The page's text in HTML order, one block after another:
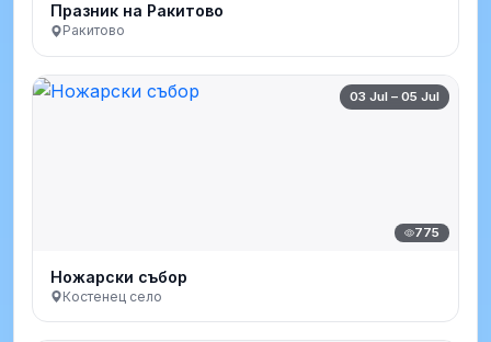
Празник на Ракитово
Ракитово
03 Jul – 05 Jul
775
Ножарски събор
Костенец село